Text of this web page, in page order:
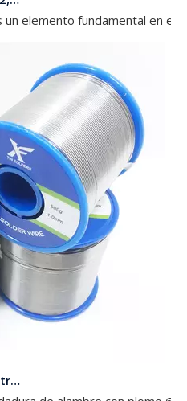
un elemento fundamental en
de alambre con plomo